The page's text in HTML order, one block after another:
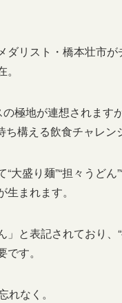
リスト・橋本壮市
極地が連想されま
ち構える飲食チャレン
盛り麺”“担々うどん
まれます。
と表記されており、
す。
なく。